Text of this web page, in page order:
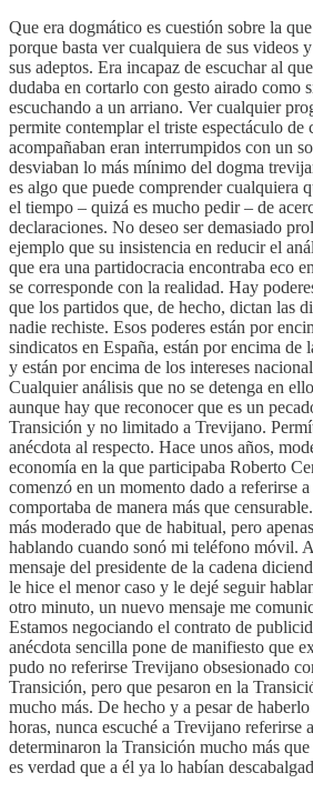
Que era dogmático es cuestión sobre la
porque basta ver cualquiera de sus videos
sus adeptos. Era incapaz de escuchar al
dudaba en cortarlo con gesto airado como
escuchando a un arriano. Ver cualquier
permite contemplar el triste espectáculo de
acompañaban eran interrumpidos con un
desviaban lo más mínimo del dogma
es algo que puede comprender cualquiera
el tiempo – quizá es mucho pedir – de
declaraciones. No deseo ser demasiado
ejemplo que su insistencia en reducir el
que era una partidocracia encontraba eco
se corresponde con la realidad. Hay
que los partidos que, de hecho, dictan las
nadie rechiste. Esos poderes están por
sindicatos en España, están por encima de
y están por encima de los intereses
Cualquier análisis que no se detenga en
aunque hay que reconocer que es un
Transición y no limitado a Trevijano.
anécdota al respecto. Hace unos años,
economía en la que participaba Roberto
comenzó en un momento dado a referirse
comportaba de manera más que
más moderado que de habitual, pero
hablando cuando sonó mi teléfono móvil.
mensaje del presidente de la cadena
le hice el menor caso y le dejé seguir
otro minuto, un nuevo mensaje me
Estamos negociando el contrato de
anécdota sencilla pone de manifiesto que
pudo no referirse Trevijano obsesionado
Transición, pero que pesaron en la
mucho más. De hecho y a pesar de
horas, nunca escuché a Trevijano referirse
determinaron la Transición mucho más
es verdad que a él ya lo habían